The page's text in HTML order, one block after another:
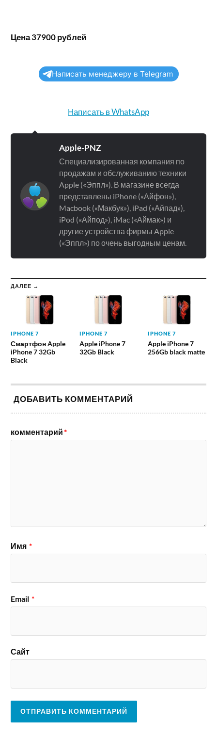
Цена 37900 рублей
Написать менеджеру в Telegram
Написать в WhatsApp
Apple-PNZ
Специализированная компания по
продажам и обслуживанию техники
Apple («Эппл»). В магазине всегда
представлены iPhone («Айфон»),
Macbook («Макбук»), iPad («Айпад»),
iPod («Айпод»), iMac («Аймак») и
другие устройства фирмы Apple
(«Эппл») по очень выгодным ценам.
ДАЛЕЕ →
IPHONE 7
Смартфон Apple
iPhone 7 32Gb
Black
IPHONE 7
Apple iPhone 7
32Gb Black
IPHONE 7
Apple iPhone 7
256Gb black matte
ДОБАВИТЬ КОММЕНТАРИЙ
комментарий*
Имя *
Email *
Сайт